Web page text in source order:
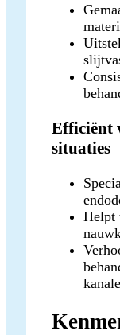
Efficiënt
situaties
Helpt